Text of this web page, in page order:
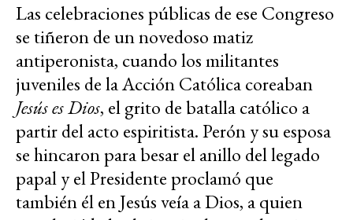
Las celebraciones públicas de ese Congreso
se tiñeron de un novedoso matiz
antiperonista, cuando los militantes
juveniles de la Acción Católica coreaban
Jesús es Dios, el grito de batalla católico a
partir del acto espiritista. Perón y su esposa
se hincaron para besar el anillo del legado
papal y el Presidente proclamó que
también él en Jesús veía a Dios, a quien